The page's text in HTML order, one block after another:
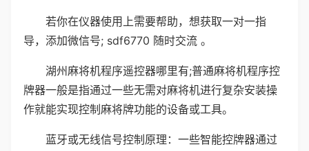
若你在仪器使用上需要帮助，想获取一对一指
导，添加微信号; sdf6770 随时交流 。
湖州麻将机程序遥控器哪里有;普通麻将机程序控
牌器一般是指通过一些无需对麻将机进行复杂安装操
作就能实现控制麻将牌功能的设备或工具。
蓝牙或无线信号控制原理：一些智能控牌器通过